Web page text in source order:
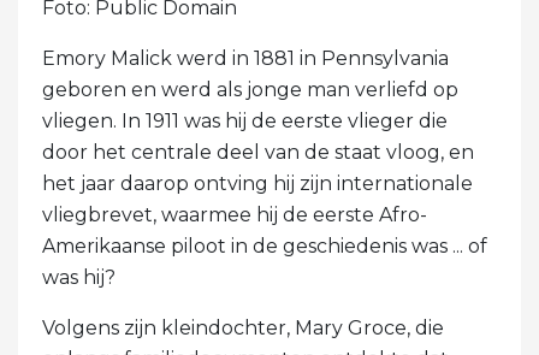
Foto: Public Domain
Emory Malick werd in 1881 in Pennsylvania
geboren en werd als jonge man verliefd op
vliegen. In 1911 was hij de eerste vlieger die
door het centrale deel van de staat vloog, en
het jaar daarop ontving hij zijn internationale
vliegbrevet, waarmee hij de eerste Afro-
Amerikaanse piloot in de geschiedenis was ... of
was hij?
Volgens zijn kleindochter, Mary Groce, die